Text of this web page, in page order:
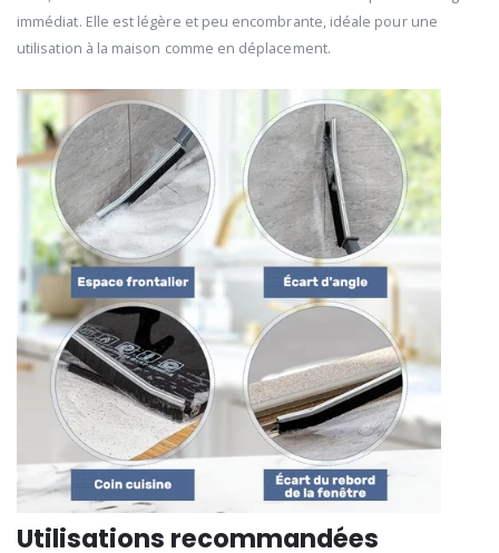
immédiat. Elle est légère et peu encombrante, idéale pour une
utilisation à la maison comme en déplacement.
Utilisations recommandées